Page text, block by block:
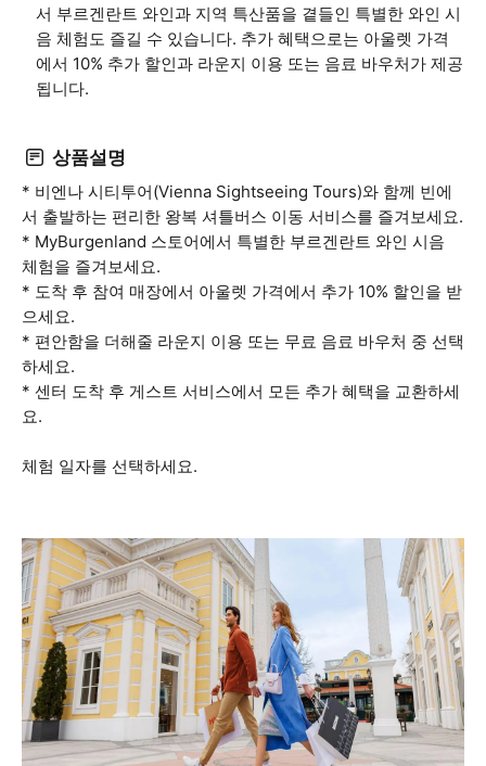
서 부르겐란트 와인과 지역 특산품을 곁들인 특별한 와인 시
음 체험도 즐길 수 있습니다. 추가 혜택으로는 아울렛 가격
에서 10% 추가 할인과 라운지 이용 또는 음료 바우처가 제공
됩니다.
상품설명
* 비엔나 시티투어(Vienna Sightseeing Tours)와 함께 빈에
서 출발하는 편리한 왕복 셔틀버스 이동 서비스를 즐겨보세요.
* MyBurgenland 스토어에서 특별한 부르겐란트 와인 시음
체험을 즐겨보세요.
* 도착 후 참여 매장에서 아울렛 가격에서 추가 10% 할인을 받
으세요.
* 편안함을 더해줄 라운지 이용 또는 무료 음료 바우처 중 선택
하세요.
* 센터 도착 후 게스트 서비스에서 모든 추가 혜택을 교환하세
요.
체험 일자를 선택하세요.